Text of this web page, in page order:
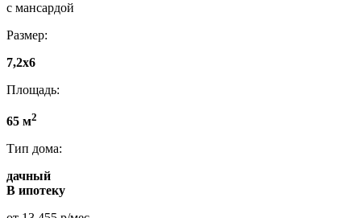
с мансардой
Размер:
7,2х6
Площадь:
65 м2
Тип дома:
дачный
В ипотеку